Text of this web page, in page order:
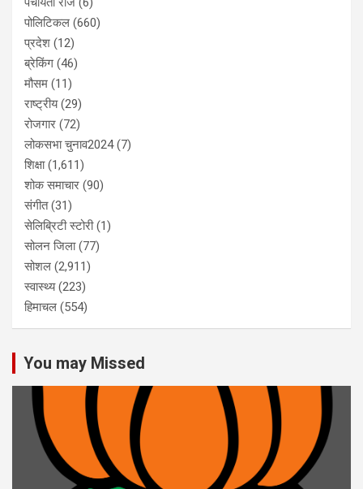
पोलिटिकल (660)
प्रदेश (12)
ब्रेकिंग (46)
मौसम (11)
राष्ट्रीय(29)
रोजगार (72)
लोकसभा चुनाव2024(7)
शिक्षा(1,611)
शोक समाचार (90)
संगीत(31)
सेलिब्रिटी स्टोरी(1)
सोलन जिला(77)
सोशल (2,911)
स्वास्थ्य(223)
हिमाचल (554)
You may Missed